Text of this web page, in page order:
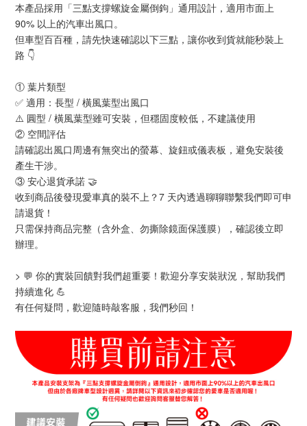
本產品採用「三點支撐螺旋金屬倒鉤」通用設計，適用市面上
90% 以上的汽車出風口。
但車型百百種，請先快速確認以下三點，讓你收到貨就能秒裝上
路 👇
① 葉片類型
✅ 適用：長型 / 橫風葉型出風口
⚠️ 圓型 / 橫風葉型雖可安裝，但穩固度較低，不建議使用
② 空間評估
請確認出風口周邊有無突出的螢幕、旋鈕或儀表板，避免安裝後
產生干涉。
③ 安心退貨承諾 🤝
收到商品後發現愛車真的裝不上？7 天內透過聊聊聯繫我們即可申
請退貨！
只需保持商品完整（含外盒、勿撕除鏡面保護膜），確認後立即
辦理。
> 💬 你的實裝回饋對我們超重要！歡迎分享安裝狀況，幫助我們
持續進化 💪
有任何疑問，歡迎隨時敲客服，我們秒回！